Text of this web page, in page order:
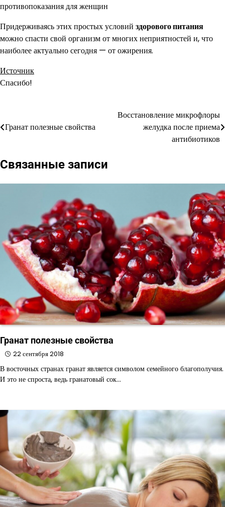
противопоказания для женщин
Придерживаясь этих простых условий здорового питания
можно спасти свой организм от многих неприятностей и, что
наиболее актуально сегодня — от ожирения.
Источник
Спасибо!
по
Гранат полезные свойства
Восстановление микрофлоры
желудка после приема
антибиотиков
Связанные записи
Гранат полезные свойства
22 сентября 2018
В восточных странах гранат является символом семейного благополучия.
И это не спроста, ведь гранатовый сок…